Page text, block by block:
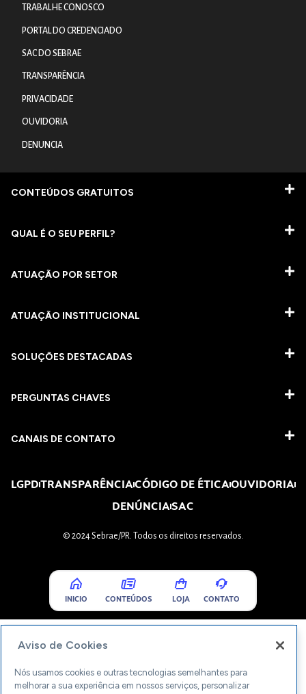
TRABALHE CONOSCO
PORTAL DO CREDENCIADO
SAC DO SEBRAE
TRANSPARÊNCIA
PRIVACIDADE
OUVIDORIA
DENUNCIA
CONTEÚDOS GRATUITOS
QUAL É O SEU PERFIL?
ATUAÇÃO POR SETOR
ATUAÇÃO INSTITUCIONAL
SOLUÇÕES DESTACADAS
PERGUNTAS CHAVES​
CANAIS DE CONTATO
LGPDTRANSPARÊNCIACÓDIGO DE ÉTICAOUVIDORIA
DENÚNCIASAC
© 2024 Sebrae/PR. Todos os direitos reservados.
INICIO CONTEÚDOS LOJA CONTATO
Aviso de Cookies
Nós usamos cookies e outras tecnologias semelhantes para
melhorar a sua experiência em nossos serviços, personalizar